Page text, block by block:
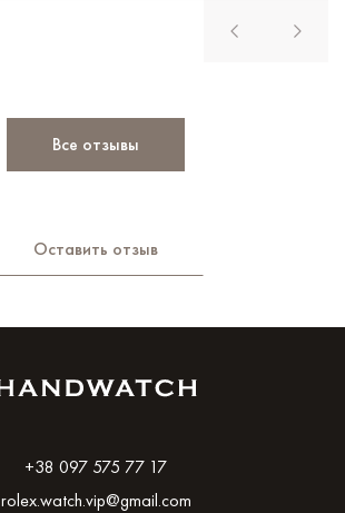
Все отзывы
Оставить отзыв
+38 097 575 77 17
rolex.watch.vip@gmail.com